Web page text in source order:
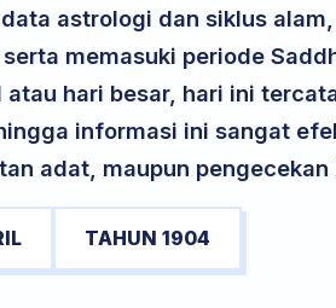
astrologi dan siklus
memasuki periode
atau hari besar, hari ini
informasi ini sangat
adat, maupun
TAHUN 1904